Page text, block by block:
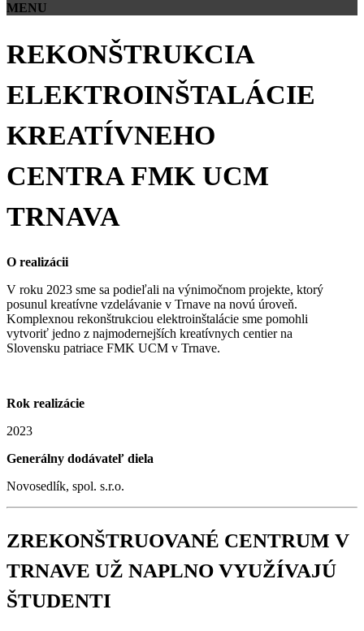
MENU
REKONŠTRUKCIA
ELEKTROINŠTALÁCIE
KREATÍVNEHO
CENTRA FMK UCM
TRNAVA
O realizácii
V roku 2023 sme sa podieľali na výnimočnom projekte, ktorý
posunul kreatívne vzdelávanie v Trnave na novú úroveň.
Komplexnou rekonštrukciou elektroinštalácie sme pomohli
vytvoriť jedno z najmodernejších kreatívnych centier na
Slovensku patriace FMK UCM v Trnave.
Rok realizácie
2023
Generálny dodávateľ diela
Novosedlík, spol. s.r.o.
ZREKONŠTRUOVANÉ CENTRUM V
TRNAVE UŽ NAPLNO VYUŽÍVAJÚ
ŠTUDENTI